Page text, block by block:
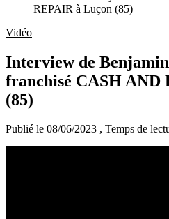
REPAIR à Luçon (85)
Vidéo
Interview de
franchisé CASH AND
(85)
Publié le 08/06/2023 , Temps de